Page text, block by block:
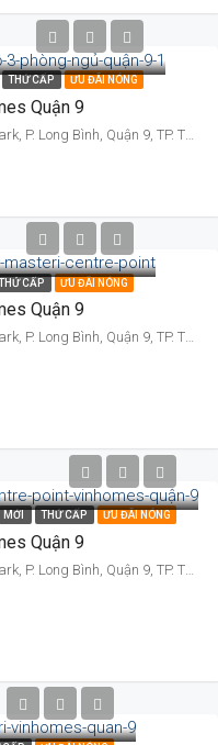
THỨ CẤP ƯU ĐÃI NÓNG
Quận 9
CẤP ƯU ĐÃI NÓNG
Quận 9
Masteri Centre Point, Vinhomes Grand Park, P. Long Bình, Quận 9, TP. Thủ Đức, TP. HCM
MỚI THỨ CẤP ƯU ĐÃI NÓNG
Quận 9